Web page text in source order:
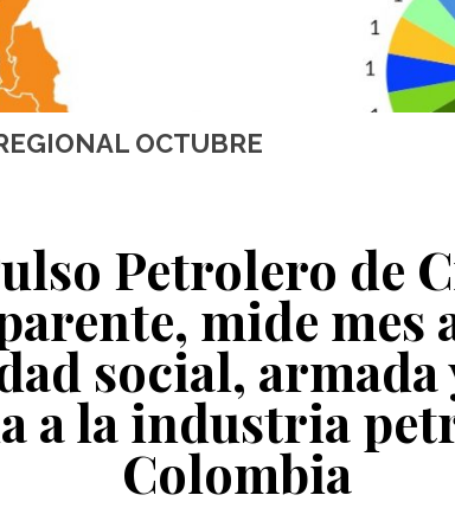
OCTUBRE
Petrolero de
mide mes
social, armada
a la industria
Colombia